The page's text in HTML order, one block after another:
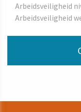
Arbeidsveiligheid
Arbeidsveiligheid